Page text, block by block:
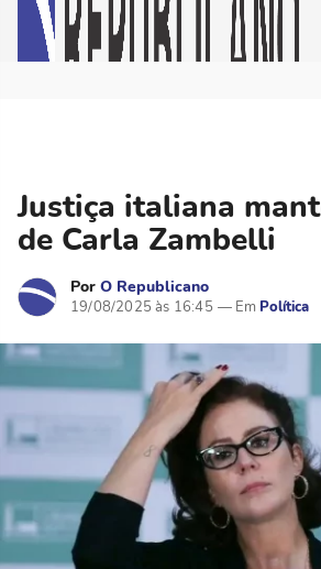
Justiça italiana
de Carla Zambelli
Por O Republicano
19/08/2025 às 16:45 Política